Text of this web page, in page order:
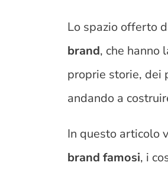
Lo spazio offerto
brand, che hanno
proprie storie, dei
andando a
In questo articolo
brand famosi, i